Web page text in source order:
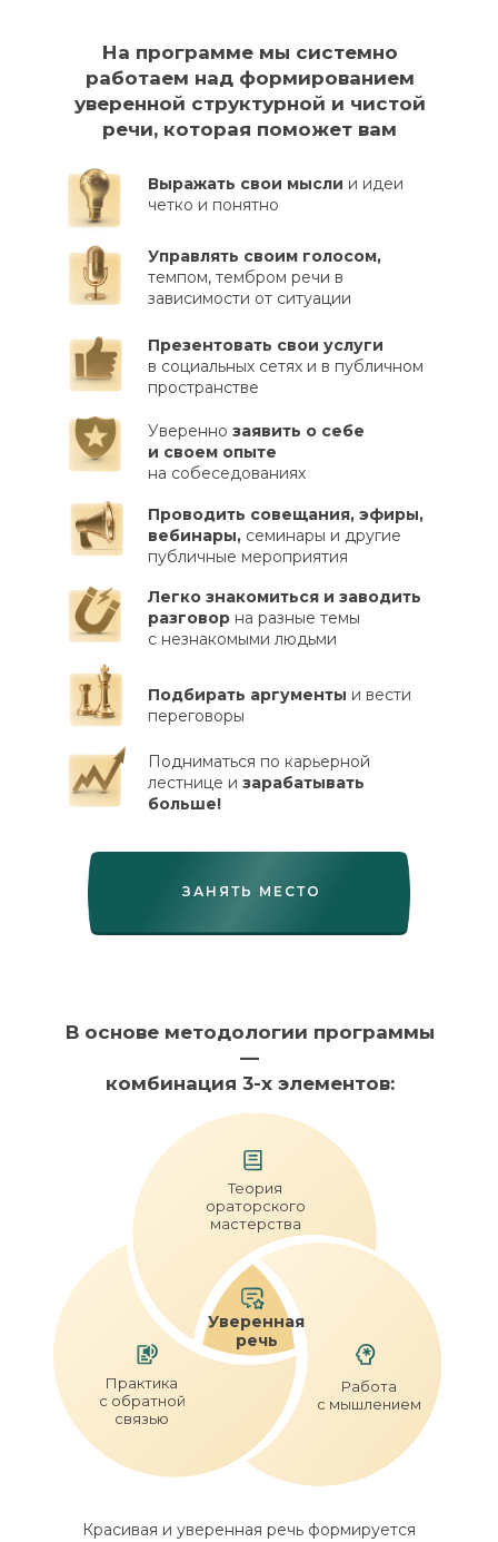
На программе мы системно
работаем над формированием
уверенной структурной и чистой
речи, которая поможет вам
Выражать свои мысли и идеи
четко и понятно
Проводить совещания, эфиры,
вебинары, семинары и другие
публичные мероприятия
Управлять своим голосом,
темпом, тембром речи в
зависимости от ситуации
Легко знакомиться и заводить
разговор на разные темы
с незнакомыми людьми
Презентовать свои услуги
в социальных сетях и в публичном
пространстве
Подбирать аргументы и вести
переговоры
Уверенно заявить о себе
и своем опыте
на собеседованиях
Подниматься по карьерной
лестнице и зарабатывать
больше!
ЗАНЯТЬ МЕСТО
В основе методологии программы
—
комбинация 3-х элементов:
Теория
ораторского
мастерства
Работа
с мышлением
Практика
с обратной
связью
Уверенная
речь
Красивая и уверенная речь формируется